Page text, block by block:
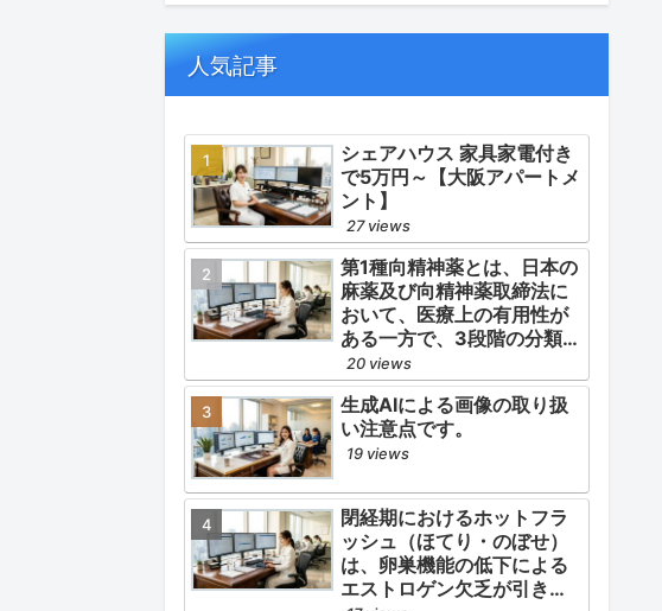
的ケアの軸となります。
人気記事
シェアハウス 家具家電付き
で5万円～【大阪アパートメ
ント】
27 views
第1種向精神薬とは、日本の
麻薬及び向精神薬取締法に
おいて、医療上の有用性が
ある一方で、3段階の分類
（第1種〜第3種）の中で最
も医療用としての濫用の危
険性が高く、有害作用が強
いとされる医薬品です。
20 views
生成AIによる画像の取り扱
い注意点です。
19 views
閉経期におけるホットフラ
ッシュ（ほてり・のぼせ）
は、卵巣機能の低下による
エストロゲン欠乏が引き金